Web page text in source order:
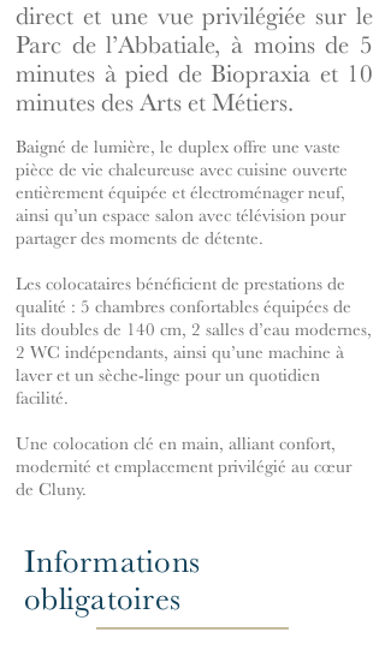
direct et une vue privilégiée sur le
Parc de l’Abbatiale, à moins de 5
minutes à pied de Biopraxia et 10
minutes des Arts et Métiers.
Baigné de lumière, le duplex offre une vaste
pièce de vie chaleureuse avec cuisine ouverte
entièrement équipée et électroménager neuf,
ainsi qu’un espace salon avec télévision pour
partager des moments de détente.
Les colocataires bénéficient de prestations de
qualité : 5 chambres confortables équipées de
lits doubles de 140 cm, 2 salles d’eau modernes,
2 WC indépendants, ainsi qu’une machine à
laver et un sèche-linge pour un quotidien
facilité.
Une colocation clé en main, alliant confort,
modernité et emplacement privilégié au cœur
de Cluny.
Informations
obligatoires